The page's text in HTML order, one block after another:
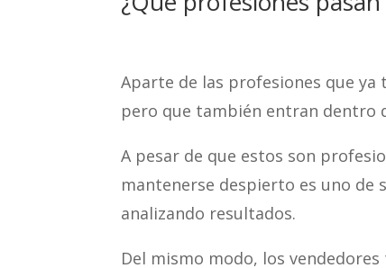
Aparte de las profesiones que
pero que también entran dentro
A pesar de que estos son
mantenerse despierto es uno de
analizando resultados.
Del mismo modo, los